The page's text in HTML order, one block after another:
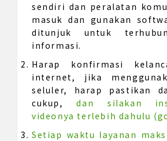
sendiri dan peralatan
masuk dan gunakan
ditunjuk untuk
informasi.
Harap konfirmasi
internet, jika
seluler, harap pastikan
cukup,dan silakan
videonya terlebih dahulu
Setiap waktu layanan